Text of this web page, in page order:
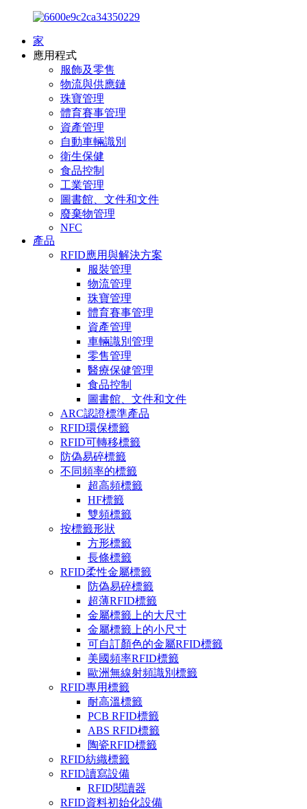
家
應用程式
服飾及零售
物流與供應鏈
珠寶管理
體育賽事管理
資產管理
自動車輛識別
衛生保健
食品控制
工業管理
圖書館、文件和文件
廢棄物管理
NFC
產品
RFID應用與解決方案
服裝管理
物流管理
珠寶管理
體育賽事管理
資產管理
車輛識別管理
零售管理
醫療保健管理
食品控制
圖書館、文件和文件
ARC認證標準產品
RFID環保標籤
RFID可轉移標籤
防偽易碎標籤
不同頻率的標籤
超高頻標籤
HF標籤
雙頻標籤
按標籤形狀
方形標籤
長條標籤
RFID柔性金屬標籤
防偽易碎標籤
超薄RFID標籤
金屬標籤上的大尺寸
金屬標籤上的小尺寸
可自訂顏色的金屬RFID標籤
美國頻率RFID標籤
歐洲無線射頻識別標籤
RFID專用標籤
耐高溫標籤
PCB RFID標籤
ABS RFID標籤
陶瓷RFID標籤
RFID紡織標籤
RFID讀寫設備
RFID閱讀器
RFID資料初始化設備